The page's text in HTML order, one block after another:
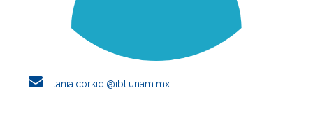
tania.corkidi@ibt.unam.mx